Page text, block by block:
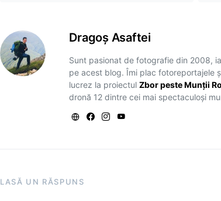
Dragoş Asaftei
Sunt pasionat de fotografie din 2008,
pe acest blog. Îmi plac fotoreportajele
lucrez la proiectulZbor peste Munții
dronă 12 dintre cei mai spectaculoși
LASĂ UN RĂSPUNS